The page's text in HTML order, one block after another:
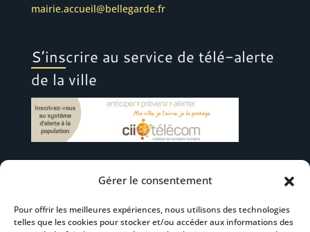
Gérer le consentement
Pour offrir les meilleures expériences, nous utilisons des technologies
telles que les cookies pour stocker et/ou accéder aux informations des
mairie.accueil@bellegarde.fr
S’inscrire au service de télé-alerte
de la ville
Suivez-nous